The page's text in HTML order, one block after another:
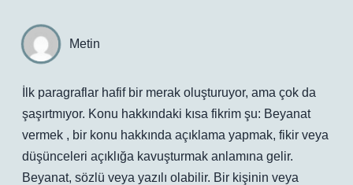
Metin
İlk paragraflar hafif bir merak oluşturuyor, ama çok da
şaşırtmıyor. Konu hakkındaki kısa fikrim şu: Beyanat
vermek , bir konu hakkında açıklama yapmak, fikir veya
düşünceleri açıklığa kavuşturmak anlamına gelir.
Beyanat, sözlü veya yazılı olabilir. Bir kişinin veya